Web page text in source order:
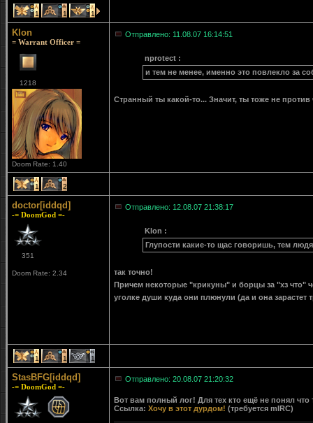
1 1 1
Klon
= Warrant Officer =
1218
Doom Rate: 1.40
Отправлено: 11.08.07 16:14:51
nprotect :
и тем не менее, именно это повлекло за
Странный ты какой-то... Значит, ты тоже не
1 2
doctor[iddqd]
-= DoomGod =-
351
Doom Rate: 2.34
Отправлено: 12.08.07 21:38:17
Klon :
Глупости какие-то щас говоришь, тем
так точно!
Причем некоторые "крикуны" и борцы за "хз что"
уголке души куда они плюнули (да и она зарастет
1 1 1
StasBFG[iddqd]
-= DoomGod =-
Отправлено: 20.08.07 21:20:32
Вот вам полный лог! Для тех кто ещё не понял что
Ссылка: Хочу в этот дурдом! (требуется mIRC)